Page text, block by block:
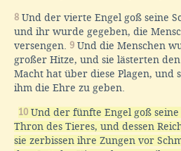
8 Und der vierte Engel goß seine
und ihr wurde gegeben, die
versengen. 9 Und die Menschen
großer Hitze, und sie lästerten
Macht hat über diese Plagen, und
ihm die Ehre zu geben.
10 Und der fünfte Engel goß seine
Thron des Tieres, und dessen
sie zerbissen ihre Zungen vor